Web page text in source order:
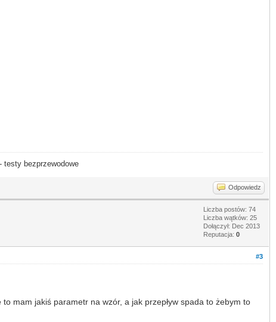
testy bezprzewodowe
Odpowiedz
Liczba postów: 74
Liczba wątków: 25
Dołączył: Dec 2013
Reputacja: 0
#3
mam jakiś parametr na wzór, a jak przepływ spada to żebym to